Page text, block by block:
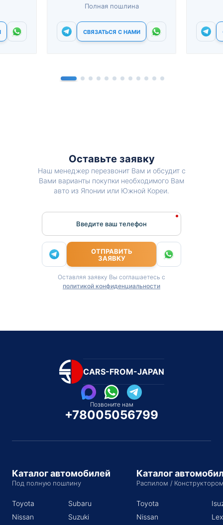
Полная пошлина
СВЯЗАТЬСЯ С НАМИ
Оставьте заявку
Наш менеджер перезвонит Вам и обсудит с
Вами варианты покупки необходимого Вам
авто из Японии или Южной Кореи.
Введите ваш телефон
ОТПРАВИТЬ
ЗАЯВКУ
Оставляя заявку Вы соглашаетесь с
политикой конфиденциальности
CARS-FROM-JAPAN
Позвоните нам
+78005056799
Каталог автомобилей
Под полную пошлину
Toyota
Nissan
Subaru
Suzuki
Каталог
Распилом /
Toyota
Nissan